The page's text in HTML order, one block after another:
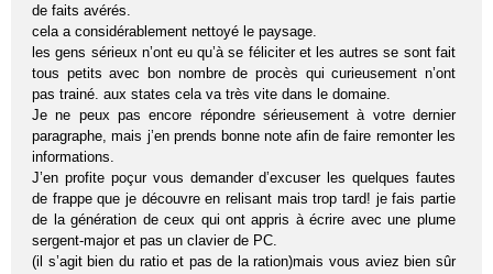
de faits avérés.
cela a considérablement nettoyé le paysage.
les gens sérieux n’ont eu qu’à se féliciter et les autres se sont fait
tous petits avec bon nombre de procès qui curieusement n’ont
pas trainé. aux states cela va très vite dans le domaine.
Je ne peux pas encore répondre sérieusement à votre dernier
paragraphe, mais j’en prends bonne note afin de faire remonter les
informations.
J’en profite poçur vous demander d’excuser les quelques fautes
de frappe que je découvre en relisant mais trop tard! je fais partie
de la génération de ceux qui ont appris à écrire avec une plume
sergent-major et pas un clavier de PC.
(il s’agit bien du ratio et pas de la ration)mais vous aviez bien sûr